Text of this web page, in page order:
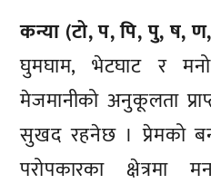
कन्या (टो, प, पि, पु, ष,
घुमघाम, भेटघाट र
मेजमानीको अनुकूलता
सुखद रहनेछ । प्रेमको
परोपकारका